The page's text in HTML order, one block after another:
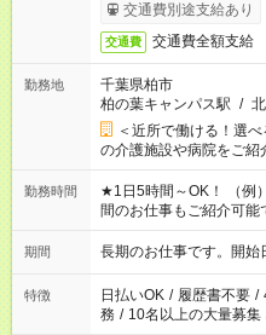
交通費別途支給あり
交通費 交通費全額支給
勤務地
千葉県柏市
柏の葉キャンパス駅 / 北
＜近所で働ける！選
の介護施設や病院をご紹
勤務時間
★1日5時間～OK！ （例
間のお仕事もご紹介可
庭の都合でお休みが必要
週最低15時間以上の勤務
期間 長期のお仕事です。開
特徴 日払いOK / 履歴書不要 /
務 / 10名以上の大量募集